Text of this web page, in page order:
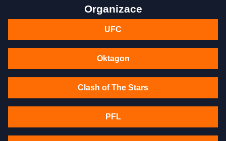
Organizace
UFC
Oktagon
Clash of The Stars
PFL